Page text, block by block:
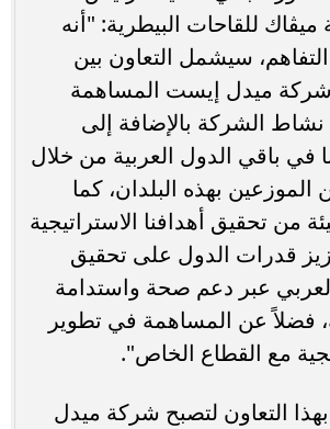
ميڤاك للقاحات البيطرية: "أنه
سيشمل التعاون بين
وشركة ميدل إيست المساهمة
نشاط الشركة بالإضافة إلى
في باقي الدول العربية من خلال
الموزعين بهذه البلدان، كما
من تحقيق أهدافنا الاستراتيجية
قدرات الدول على تحقيق
عبر دعم صحة واستدامة
فضلاً عن المساهمة في تطوير
مع القطاع الخاص".
التعاون لتصبح شركة ميدل